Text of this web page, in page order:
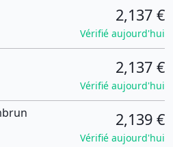
2,137 €
Vérifié aujourd'hui
2,137 €
Vérifié aujourd'hui
2,139 €
Vérifié aujourd'hui